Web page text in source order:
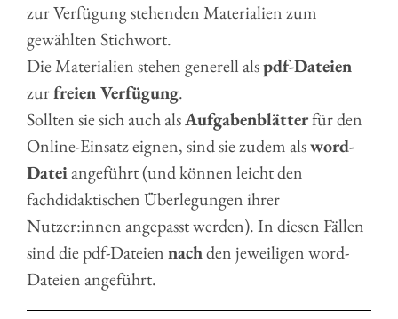
zur Verfügung stehenden Materialien zum
gewählten Stichwort.
Die Materialien stehen generell alspdf-Dateien
zurfreien Verfügung.
Sollten sie sich auch alsAufgabenblätterfür den
Online-Einsatz eignen, sind sie zudem alsword-
Dateiangeführt (und können leicht den
fachdidaktischen Überlegungen ihrer
Nutzer:innen angepasst werden). In diesen Fällen
sind die pdf-Dateiennachden jeweiligen word-
Dateien angeführt.